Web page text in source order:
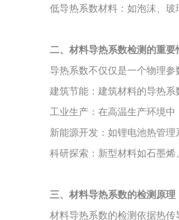
低导热系数材料：如泡沫、玻
二、材料导热系数检测的重要
导热系数不仅仅是一个物理参
建筑节能：建筑材料的导热系
工业生产：在高温生产环境中
新能源开发：如锂电池热管理
科研探索：新型材料如石墨烯
三、材料导热系数的检测原理
材料导热系数的检测依据热传